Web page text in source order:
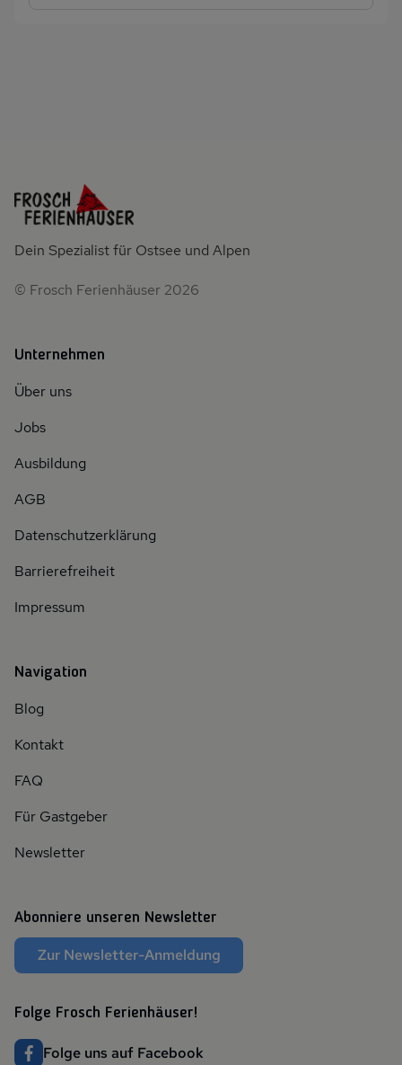
Dein Spezialist für Ostsee und Alpen
© Frosch Ferienhäuser 2026
Unternehmen
Über uns
Jobs
Ausbildung
AGB
Datenschutzerklärung
Barrierefreiheit
Impressum
Navigation
Blog
Kontakt
FAQ
Für Gastgeber
Newsletter
Abonniere unseren Newsletter
Zur Newsletter-Anmeldung
Folge Frosch Ferienhäuser!
Folge uns auf Facebook